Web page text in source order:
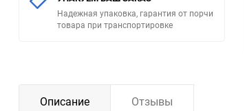
Надежная упаковка, гарантия от порчи
товара при транспортировке
Описание Отзывы